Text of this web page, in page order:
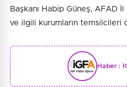
Başkanı Habip Güneş, AFAD
ve ilgili kurumların temsilcileri
Haber :